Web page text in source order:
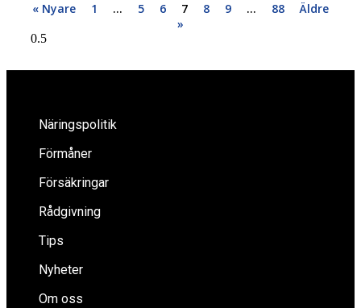
« Nyare 1 … 5 6 7 8 9 … 88
Äldre
»
Näringspolitik
Förmåner
Försäkringar
Rådgivning
Tips
Nyheter
Om oss